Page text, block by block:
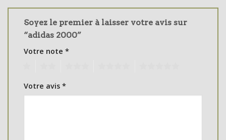
Soyez le premier à laisser votre avis sur
“adidas 2000”
Votre note *
Votre avis *